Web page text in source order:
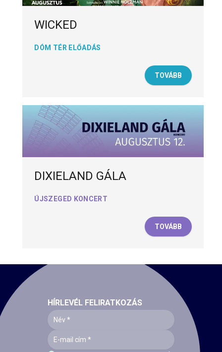
WICKED
DÓM TÉR ELŐADÁS
TOVÁBB
DIXIELAND GÁLA
ÚJSZEGED KONCERT
TOVÁBB
HÍRLEVÉL FELIRATKOZÁS